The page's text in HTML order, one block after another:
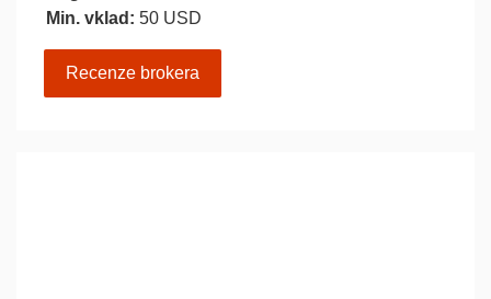
Min. vklad: 50 USD
Recenze brokera